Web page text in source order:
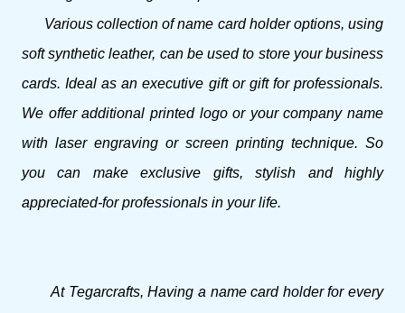
Various collection of name card holder options, using
soft synthetic leather, can be used to store your business
cards. Ideal as an executive gift or gift for professionals.
We offer additional printed logo or your company name
with laser engraving or screen printing technique. So
you can make exclusive gifts, stylish and highly
appreciated-for professionals in your life.
At Tegarcrafts, Having a name card holder for every